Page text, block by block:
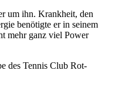
um ihn. Krankheit, den
benötigte er in seinem
mehr ganz viel Power
des Tennis Club Rot-